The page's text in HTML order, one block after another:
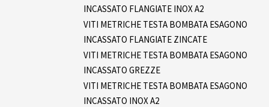
INCASSATO FLANGIATE INOX A2
VITI METRICHE TESTA BOMBATA ESAGONO
INCASSATO FLANGIATE ZINCATE
VITI METRICHE TESTA BOMBATA ESAGONO
INCASSATO GREZZE
VITI METRICHE TESTA BOMBATA ESAGONO
INCASSATO INOX A2